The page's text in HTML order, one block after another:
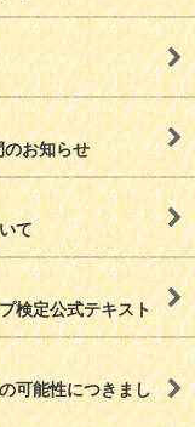
お知らせ
て
検定公式テキスト
可能性につきまし